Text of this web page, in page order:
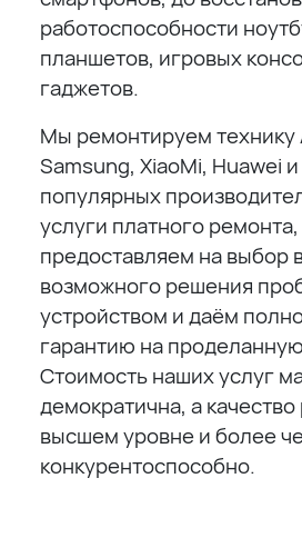
работоспособности
планшетов, игровых
гаджетов.
Мы ремонтируем технику
Samsung, XiaoMi, Huawei
популярных
услуги платного
предоставляем на выбор
возможного решения
устройством и даём
гарантию на
Стоимость наших услуг
демократична, а
высшем уровне и более
конкурентоспособно.